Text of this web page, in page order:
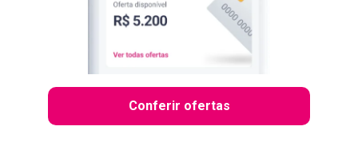
Conferir ofertas